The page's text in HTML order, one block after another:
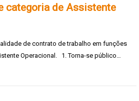
categoria de Assistente
de contrato de trabalho em funções
Operacional. 1. Torna-se público…